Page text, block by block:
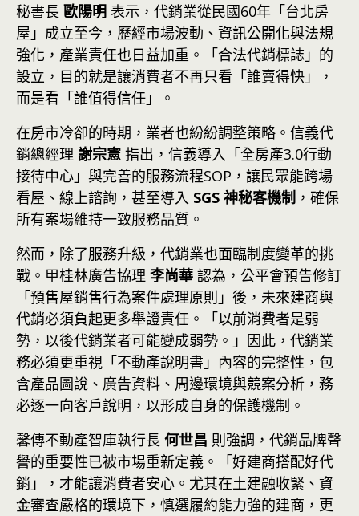
秘書長 歐陽明 表示，代銷業從民國60年「台北房
屋」成立至今，歷經市場波動、資訊公開化與法規
強化，產業責任也日益加重。「合法代銷標誌」的
設立，目的就是讓消費者不再只看「誰賣得快」，
而是看「誰值得信任」。
在房市冷卻的時期，業者也紛紛調整策略。信義代
銷總經理 謝宗憲 指出，信義導入「全房產3.0行動
接待中心」與完善的服務流程SOP，讓民眾能跨場
看屋、線上諮詢，甚至導入 SGS 神秘客機制 ，確保
所有案場維持一致服務品質。
然而，除了服務升級，代銷業也面臨制度變革的挑
戰。甲桂林廣告協理 李尚華 認為，公平會預告修訂
「預售屋銷售行為案件處理原則」後，未來建商與
代銷必須負起更多舉證責任。「以前消費者是弱
勢，以後代銷業者可能變成弱勢。」因此，代銷業
務必須更重視「不動產說明書」內容的完整性，包
含產品圖說、廣告資料、周邊環境與競案分析，務
必逐一向客戶說明，以形成自身的保護機制。
馨傳不動產智庫執行長 何世昌 則強調，代銷品牌聲
譽的重要性已被市場重新定義。「好建商搭配好代
銷」，才能讓消費者安心。尤其在土建融收緊、資
金審查嚴格的環境下，慎選履約能力強的建商，更